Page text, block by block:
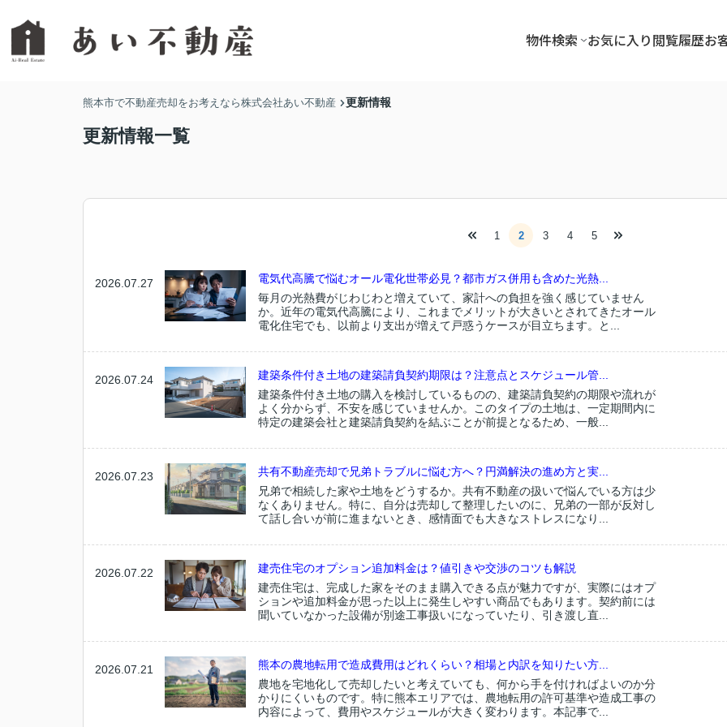
物件検索 お気に入り閲覧履歴お
熊本市で不動産売却をお考えなら株式会社あい不動産 更新情報
更新情報一覧
1 2 3 4 5
2026.07.27
電気代高騰で悩むオール電化世帯必見？都市ガス併用も含めた光熱...
毎月の光熱費がじわじわと増えていて、家計への負担を強く感じていません
か。近年の電気代高騰により、これまでメリットが大きいとされてきたオール
電化住宅でも、以前より支出が増えて戸惑うケースが目立ちます。と...
2026.07.24
建築条件付き土地の建築請負契約期限は？注意点とスケジュール管...
建築条件付き土地の購入を検討しているものの、建築請負契約の期限や流れが
よく分からず、不安を感じていませんか。このタイプの土地は、一定期間内に
特定の建築会社と建築請負契約を結ぶことが前提となるため、一般...
2026.07.23
共有不動産売却で兄弟トラブルに悩む方へ？円満解決の進め方と実...
兄弟で相続した家や土地をどうするか。共有不動産の扱いで悩んでいる方は少
なくありません。特に、自分は売却して整理したいのに、兄弟の一部が反対し
て話し合いが前に進まないとき、感情面でも大きなストレスになり...
2026.07.22
建売住宅のオプション追加料金は？値引きや交渉のコツも解説
建売住宅は、完成した家をそのまま購入できる点が魅力ですが、実際にはオプ
ションや追加料金が思った以上に発生しやすい商品でもあります。契約前には
聞いていなかった設備が別途工事扱いになっていたり、引き渡し直...
2026.07.21
熊本の農地転用で造成費用はどれくらい？相場と内訳を知りたい方...
農地を宅地化して売却したいと考えていても、何から手を付ければよいのか分
かりにくいものです。特に熊本エリアでは、農地転用の許可基準や造成工事の
内容によって、費用やスケジュールが大きく変わります。本記事で...